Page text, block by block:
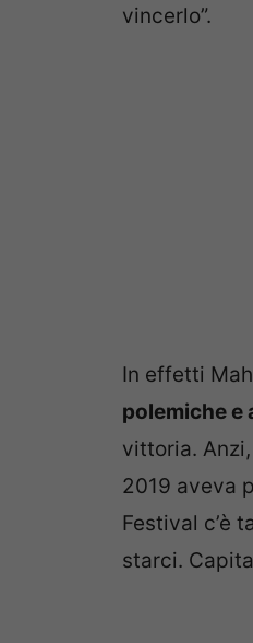
vincerlo”.
In effetti
polemiche e
vittoria.
2019 aveva
Festival c’è
starci.